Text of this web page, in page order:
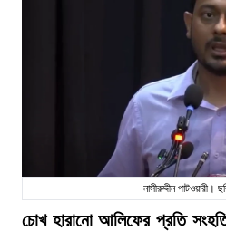
নাসীরুদ্দীন পাটওয়ারী।
চোখ হারানো আলিফের প্রতি